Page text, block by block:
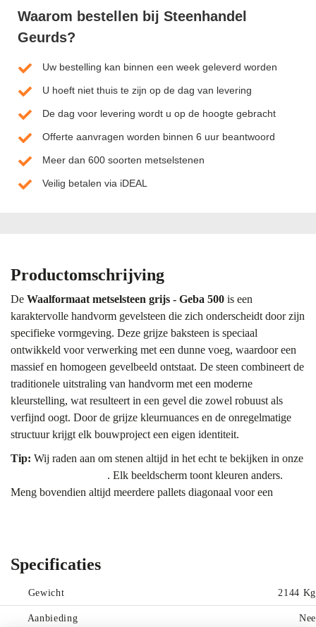
Waarom bestellen bij Steenhandel
Geurds?
Uw bestelling kan binnen een week geleverd worden
U hoeft niet thuis te zijn op de dag van levering
De dag voor levering wordt u op de hoogte gebracht
Offerte aanvragen worden binnen 6 uur beantwoord
Meer dan 600 soorten metselstenen
Veilig betalen via iDEAL
Productomschrijving
De Waalformaat metselsteen grijs - Geba 500 is een
karaktervolle handvorm gevelsteen die zich onderscheidt door zijn
specifieke vormgeving. Deze grijze baksteen is speciaal
ontwikkeld voor verwerking met een dunne voeg, waardoor een
massief en homogeen gevelbeeld ontstaat. De steen combineert de
traditionele uitstraling van handvorm met een moderne
kleurstelling, wat resulteert in een gevel die zowel robuust als
verfijnd oogt. Door de grijze kleurnuances en de onregelmatige
structuur krijgt elk bouwproject een eigen identiteit.
Tip: Wij raden aan om stenen altijd in het echt te bekijken in onze
. Elk beeldscherm toont kleuren anders.
Meng bovendien altijd meerdere pallets diagonaal voor een
De kleur van de Geba 500 laat zich omschrijven als een
evenwichtig grijs met subtiele nuances. Tijdens het bakproces
ontstaan natuurlijke variaties in de grijstinten, variërend van licht
zilvergrijs tot dieper muisgrijs. Deze kleurschakeringen zorgen
Specificaties
Gewicht 2144 Kg
Aanbieding Nee